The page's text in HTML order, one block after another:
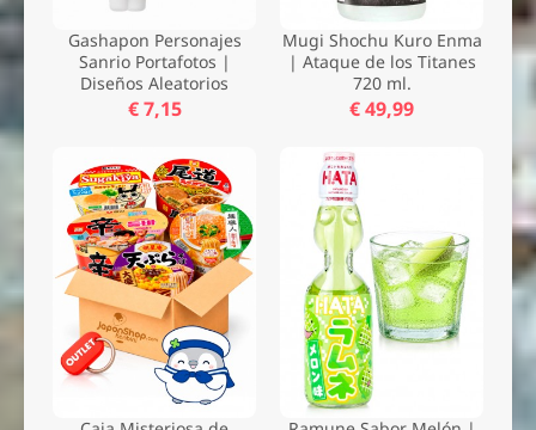
Gashapon Personajes
Sanrio Portafotos |
Diseños Aleatorios
€ 7,15
Mugi Shochu Kuro Enma
| Ataque de los Titanes
720 ml.
€ 49,99